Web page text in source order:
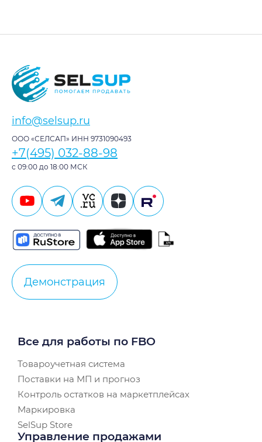
info@selsup.ru
ООО «СЕЛСАП» ИНН 9731090493
+7(495) 032-88-98
с 09:00 до 18:00 МСК
Демонстрация
Все для работы по FBO
Товароучетная система
Поставки на МП и прогноз
Контроль остатков на маркетплейсах
Маркировка
SelSup Store
Управление продажами